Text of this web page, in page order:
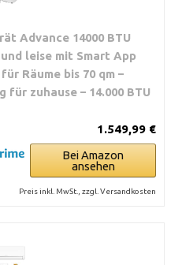
Advance 14000 BTU
leise mit Smart App
Räume bis 70 qm –
für zuhause – 14.000 BTU
1.549,99 €
Bei Amazon
ansehen
Preis inkl. MwSt., zzgl. Versandkosten